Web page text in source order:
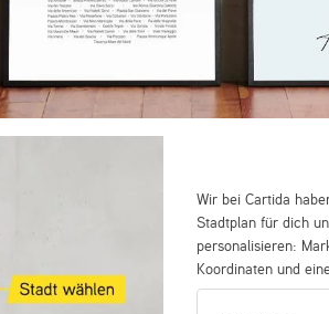
Wir bei Cartida
Stadtplan für dich
personalisieren:
Koordinaten und